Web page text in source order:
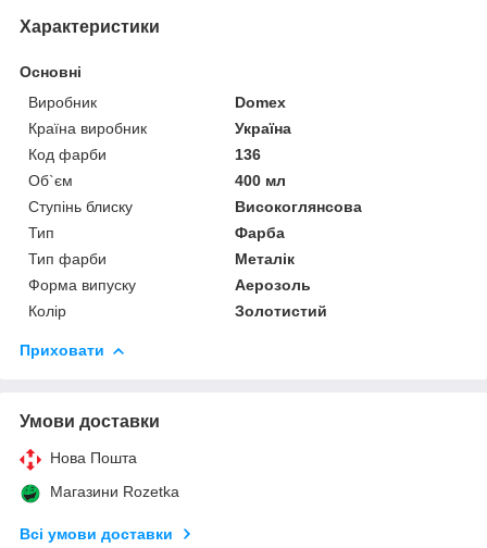
Характеристики
Основні
Виробник
Domex
Країна виробник
Україна
Код фарби
136
Об`єм
400 мл
Ступінь блиску
Високоглянсова
Тип
Фарба
Тип фарби
Металік
Форма випуску
Аерозоль
Колір
Золотистий
Приховати
Умови доставки
Нова Пошта
Магазини Rozetka
Всі умови доставки